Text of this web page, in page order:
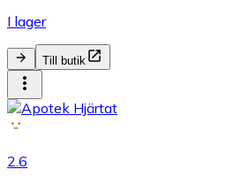
I lager
Till butik
2.6